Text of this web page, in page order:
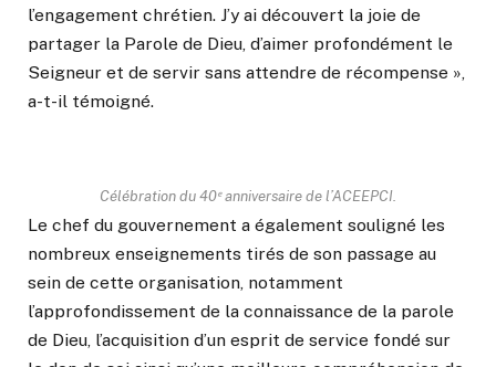
l’engagement chrétien. J’y ai découvert la joie de
partager la Parole de Dieu, d’aimer profondément le
Seigneur et de servir sans attendre de récompense »,
a-t-il témoigné.
Célébration du 40ᵉ anniversaire de l’ACEEPCI.
Le chef du gouvernement a également souligné les
nombreux enseignements tirés de son passage au
sein de cette organisation, notamment
l’approfondissement de la connaissance de la parole
de Dieu, l’acquisition d’un esprit de service fondé sur